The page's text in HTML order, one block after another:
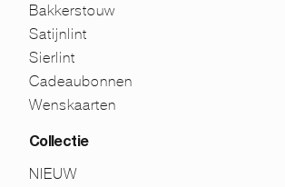
Bakkerstouw
Satijnlint
Sierlint
Cadeaubonnen
Wenskaarten
Collectie
NIEUW